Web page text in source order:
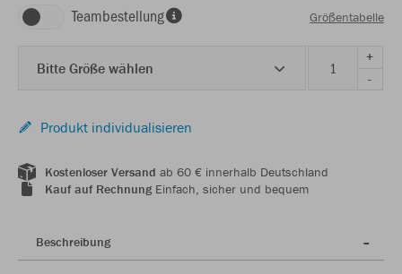
Teambestellung Größentabelle
Bitte Größe wählen
+
-
Produkt individualisieren
Kostenloser Versand ab 60 € innerhalb Deutschland
Kauf auf RechnungEinfach, sicher und bequem
Beschreibung